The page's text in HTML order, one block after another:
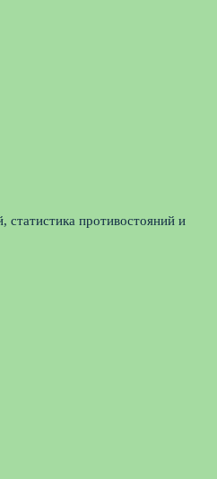
противостояний и